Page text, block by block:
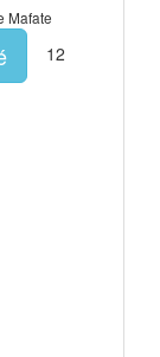
Mafate
12